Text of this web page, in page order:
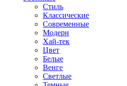
Стиль
Классические
Современные
Модерн
Хай-тек
Цвет
Белые
Венге
Светлые